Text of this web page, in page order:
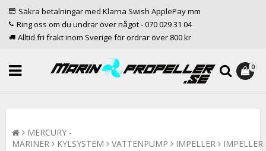
Säkra betalningar med Klarna Swish ApplePay mm
Ring oss om du undrar över något - 070 029 31 04
Alltid fri frakt inom Sverige för ordrar över 800 kr
0
MERCURY -
MARINER
KYLSYSTEM VATTENPUMP IMPELLER
IMPELLER